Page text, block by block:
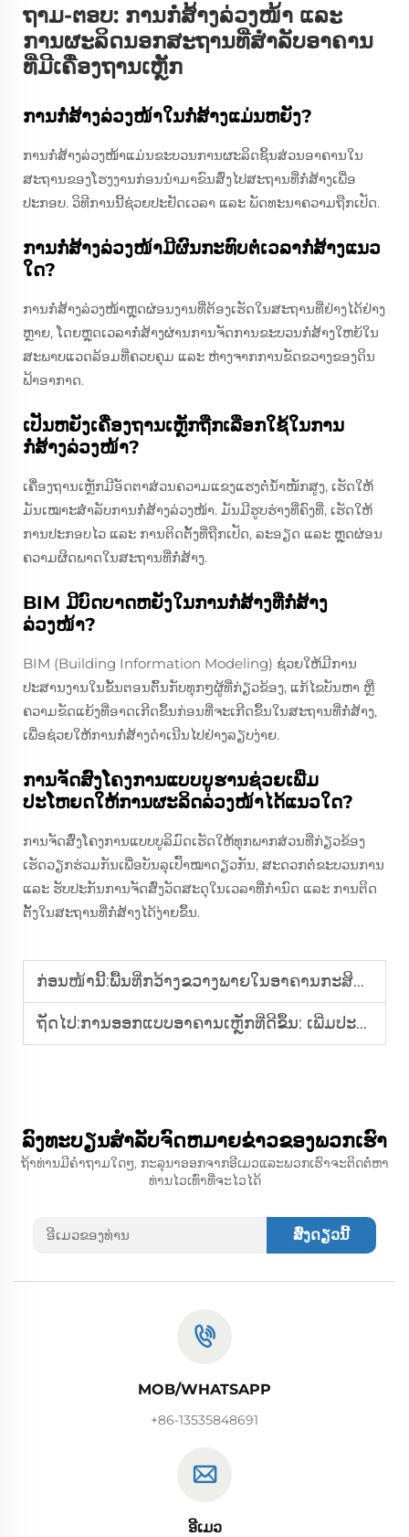
ຖາມ-ຕອບ: ການກໍ່ສ້າງລ່ວງໜ້າ ແລະ
ການຜະລິດນອກສະຖານທີ່ສໍາລັບອາຄານ
ທີ່ມີເຄື່ອງຖານເຫຼັກ
ການກໍ່ສ້າງລ່ວງໜ້າໃນກໍ່ສ້າງແມ່ນຫຍັງ?
ການກໍ່ສ້າງລ່ວງໜ້າແມ່ນຂະບວນການຜະລິດຊິ້ນສ່ວນອາຄານໃນ
ສະຖານຂອງໂຮງງານກ່ອນນຳມາຂົນສົ່ງໄປສະຖານທີ່ກໍ່ສ້າງເພື່ອ
ປະກອບ. ວິທີການນີ້ຊ່ວຍປະຢັດເວລາ ແລະ ພັດທະນາຄວາມຖືກເປັດ.
ການກໍ່ສ້າງລ່ວງໜ້າມີຜົນກະທົບຕໍ່ເວລາກໍ່ສ້າງແນວ
ໃດ?
ການກໍ່ສ້າງລ່ວງໜ້າຫຼຸດຜ່ອນງານທີ່ຕ້ອງເຮັດໃນສະຖານທີ່ຢ່າງໄດ້ຢ່າງ
ຫຼາຍ, ໂດຍຫຼຸດເວລາກໍ່ສ້າງຜ່ານການຈັດການຂະບວນກໍ່ສ້າງໃຫຍ້ໃນ
ສະພາບແວດລ້ອມທີ່ຄວບຄຸມ ແລະ ຫ່າງຈາກການຂັດຂວາງຂອງດິນ
ຟ້າອາກາດ.
ເປັນຫຍັງເຄື່ອງຖານເຫຼັກຖືກເລືອກໃຊ້ໃນການ
ກໍ່ສ້າງລ່ວງໜ້າ?
ເຄື່ອງຖານເຫຼັກມີອັດຕາສ່ວນຄວາມແຂງແຮງຕໍ່ນ້ຳໜັກສູງ, ເຮັດໃຫ້
ມັນເໝາະສຳລັບການກໍ່ສ້າງລ່ວງໜ້າ. ມັນມີຮູບຮ່າງທີ່ຄົງທີ່, ເຮັດໃຫ້
ການປະກອບໄວ ແລະ ການຕິດຕັ້ງທີ່ຖືກເປັດ, ລະອຽດ ແລະ ຫຼຸດຜ່ອນ
ຄວາມຜິດພາດໃນສະຖານທີ່ກໍ່ສ້າງ.
BIM ມີບົດບາດຫຍັງໃນການກໍ່ສ້າງທີ່ກໍ່ສ້າງ
ລ່ວງໜ້າ?
BIM (Building Information Modeling) ຊ່ວຍໃຫ້ມີການ
ປະສານງານໃນຂັ້ນຕອນຕົ້ນກັບທຸກໆຜູ້ທີ່ກ່ຽວຂ້ອງ, ແກ້ໄຂບັນຫາ ຫຼື
ຄວາມຂັດແຍ້ງທີ່ອາດເກີດຂຶ້ນກ່ອນທີ່ຈະເກີດຂຶ້ນໃນສະຖານທີ່ກໍ່ສ້າງ,
ເພື່ອຊ່ວຍໃຫ້ການກໍ່ສ້າງດຳເນີນໄປຢ່າງລຽບງ່າຍ.
ການຈັດສົ່ງໂຄງການແບບບູຮານຊ່ວຍເພີ່ມ
ປະໂຫຍດໃຫ້ການຜະລິດລ່ວງໜ້າໄດ້ແນວໃດ?
ການຈັດສົ່ງໂຄງການແບບບູລິມົດເຮັດໃຫ້ທຸກພາກສ່ວນທີ່ກ່ຽວຂ້ອງ
ເຮັດວຽກຮ່ວມກັນເພື່ອບັນລຸເປົ້າໝາດຽວກັນ, ສະດວກຕໍ່ຂະບວນການ
ແລະ ຮັບປະກັນການຈັດສົ່ງວັດສະດຸໃນເວລາທີ່ກຳນົດ ແລະ ການຕິດ
ຕັ້ງໃນສະຖານທີ່ກໍ່ສ້າງໄດ້ງ່າຍຂຶ້ນ.
ກ່ອນໜ້ານີ້:ພື້ນທີ່ກວ້າງຂວາງພາຍໃນອາຄານກະສິກຳແບບເຫຼັກ: ການຂັບຂີ່ເຄື່ອງຈັກງ່າຍຂຶ້ນ
ຖັດໄປ:ການອອກແບບອາຄານເຫຼັກທີ່ດີຂຶ້ນ: ເພີ່ມປະສິດທິພາບໃນການນຳໃຊ້ພື້ນທີ່
ລົງທະບຽນສໍາລັບຈົດຫມາຍຂ່າວຂອງພວກເຮົາ
ຖ້າທ່ານມີຄໍາຖາມໃດໆ, ກະລຸນາອອກຈາກອີເມວແລະພວກເຮົາຈະຕິດຕໍ່ຫາ
ທ່ານໄວເທົ່າທີ່ຈະໄວໄດ້
ສົ່ງດຽວນີ້
MOB/WHATSAPP
+86-13535848691
ອີເມວ